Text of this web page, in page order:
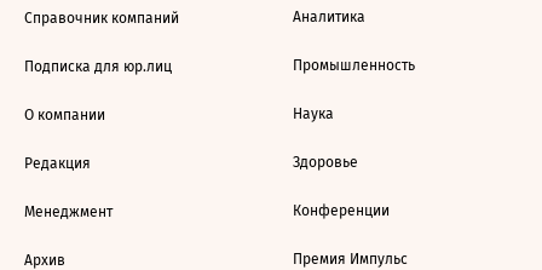
Справочник компаний
Подписка для юр.лиц
О компании
Редакция
Менеджмент
Архив
Аналитика
Промышленность
Наука
Здоровье
Конференции
Премия Импульс